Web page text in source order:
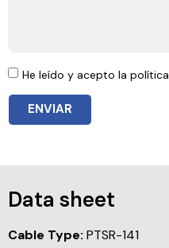
He leído y acepto la
ENVIAR
Data sheet
Cable Type: PTSR-141